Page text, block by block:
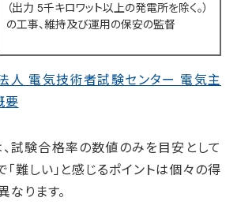
（出力 5千キロワット以上の発電所を除く。）
の工事、維持及び運用の保安の監督
人 電気技術者試験センター 電気主
要
試験合格率の数値のみを目安として
「難しい」と感じるポイントは個々の得
なります。